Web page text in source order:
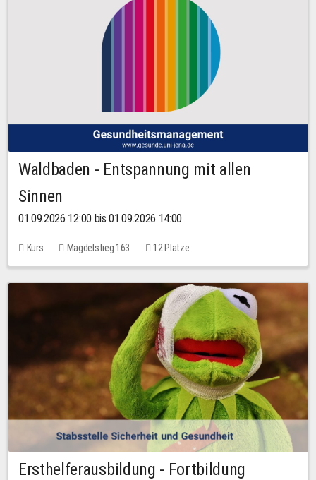
Waldbaden - Entspannung mit allen
Sinnen
01.09.2026 12:00 bis 01.09.2026 14:00
Kurs Magdelstieg 163 12 Plätze
Ersthelferausbildung - Fortbildung